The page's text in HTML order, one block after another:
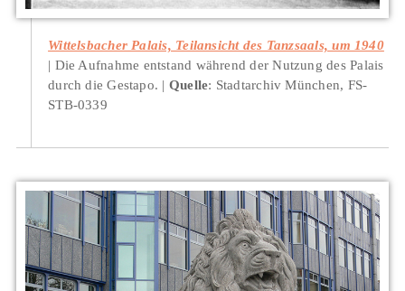
Wittelsbacher Palais, Teilansicht des Tanzsaals, um 1940
Die Aufnahme entstand während der Nutzung des Palais
durch die Gestapo.
Quelle: Stadtarchiv München, FS-
STB-0339